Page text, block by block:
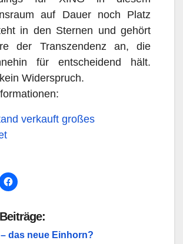
auf Dauer noch Platz
in den Sternen und gehört
der Transzendenz an, die
für entscheidend hält.
Widerspruch.
verkauft großes
– das neue Einhorn?